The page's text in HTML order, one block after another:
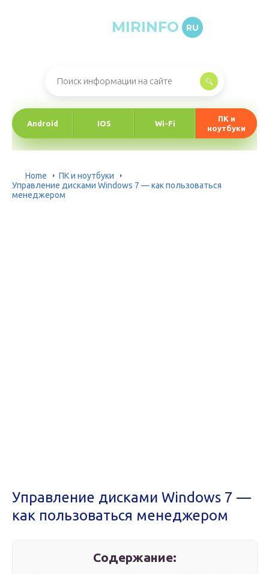
MIRINFO RU
Android IOS Wi-Fi
ПК и
ноутбуки
Home
ПК и ноутбуки
Управление дисками Windows 7 — как пользоваться
менеджером
Управление дисками Windows 7 —
как пользоваться менеджером
Содержание: